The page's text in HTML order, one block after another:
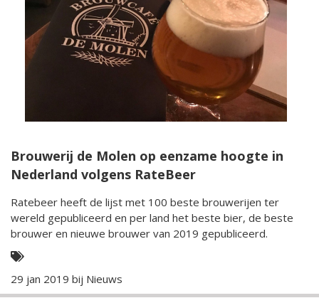
Brouwerij de Molen op eenzame hoogte in
Nederland volgens RateBeer
Ratebeer heeft de lijst met 100 beste brouwerijen ter
wereld gepubliceerd en per land het beste bier, de beste
brouwer en nieuwe brouwer van 2019 gepubliceerd.
29 jan 2019 bij Nieuws